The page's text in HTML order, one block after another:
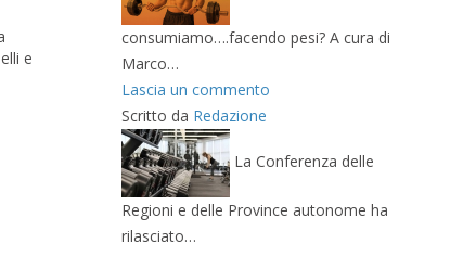
e
consumiamo….facendo pesi? A cura di
Marco…
Lascia un commento
Scritto da Redazione
La Conferenza delle
Regioni e delle Province autonome ha
rilasciato…